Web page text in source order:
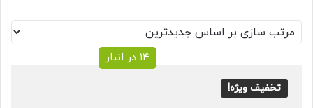
by
latest
تخفیف ویژه!
14 در انبار